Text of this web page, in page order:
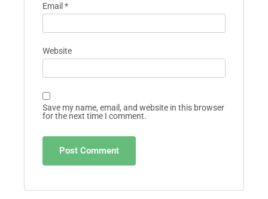
Email*
Website
Save my name, email, and website in this browser
for the next time I comment.